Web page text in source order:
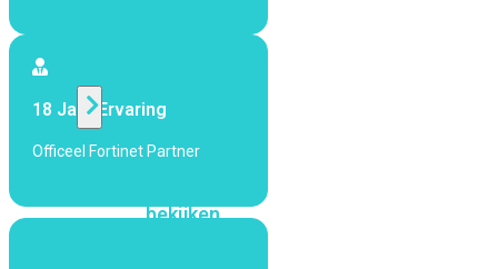
Alle
bekijken
18 Jaar Ervaring
Officeel Fortinet Partner